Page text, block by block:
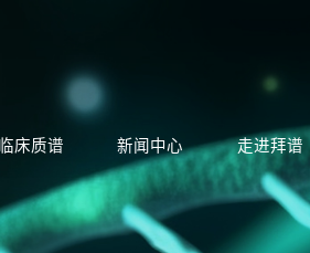
临床质谱 新闻中心 走进拜谱